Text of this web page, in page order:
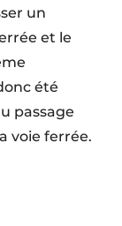
un
et le
été
passage
voie ferrée.